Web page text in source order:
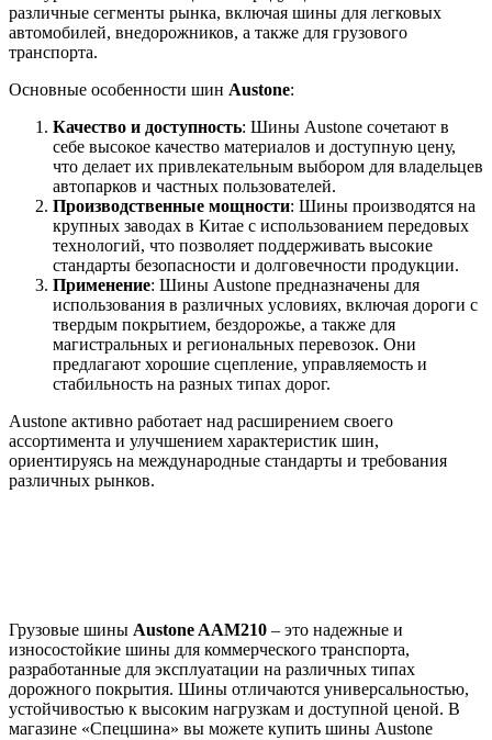
различные сегменты рынка, включая шины для легковых
автомобилей, внедорожников, а также для грузового
транспорта.
Основные особенности шин Austone:
Качество и доступность: Шины Austone сочетают в
себе высокое качество материалов и доступную цену,
что делает их привлекательным выбором для владельцев
автопарков и частных пользователей.
Производственные мощности: Шины производятся на
крупных заводах в Китае с использованием передовых
технологий, что позволяет поддерживать высокие
стандарты безопасности и долговечности продукции.
Применение: Шины Austone предназначены для
использования в различных условиях, включая дороги с
твердым покрытием, бездорожье, а также для
магистральных и региональных перевозок. Они
предлагают хорошие сцепление, управляемость и
стабильность на разных типах дорог.
Austone активно работает над расширением своего
ассортимента и улучшением характеристик шин,
ориентируясь на международные стандарты и требования
различных рынков.
Грузовые шины Austone AAM210 – это надежные и
износостойкие шины для коммерческого транспорта,
разработанные для эксплуатации на различных типах
дорожного покрытия. Шины отличаются универсальностью,
устойчивостью к высоким нагрузкам и доступной ценой. В
магазине «Спецшина» вы можете купить шины Austone